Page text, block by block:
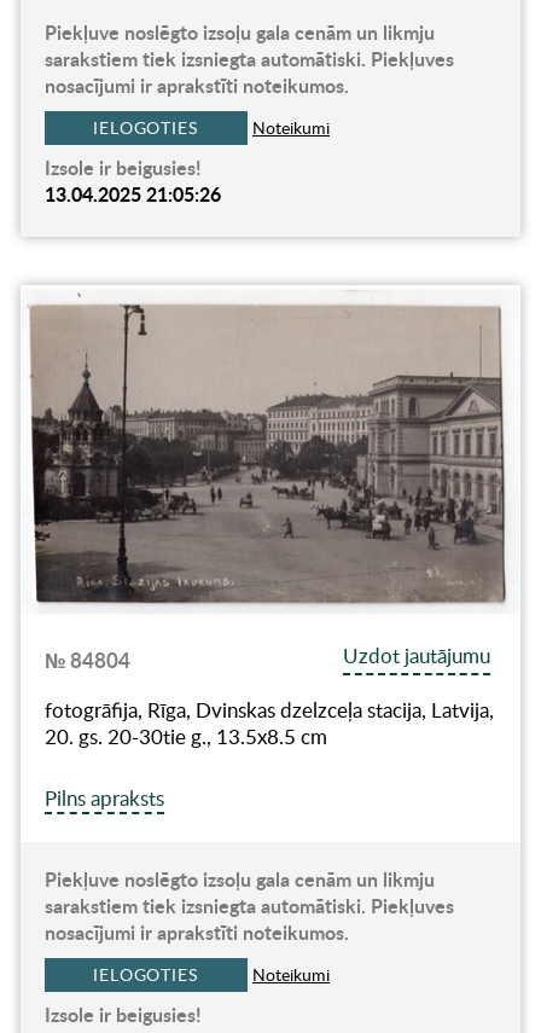
Piekļuve noslēgto izsoļu gala cenām un likmju
sarakstiem tiek izsniegta automātiski. Piekļuves
nosacījumi ir aprakstīti noteikumos.
IELOGOTIES Noteikumi
Izsole ir beigusies!
13.04.2025 21:05:26
№ 84804
Uzdot jautājumu
fotogrāfija, Rīga, Dvinskas dzelzceļa stacija, Latvija,
20. gs. 20-30tie g., 13.5х8.5 cm
Pilns apraksts
Piekļuve noslēgto izsoļu gala cenām un likmju
sarakstiem tiek izsniegta automātiski. Piekļuves
nosacījumi ir aprakstīti noteikumos.
IELOGOTIES Noteikumi
Izsole ir beigusies!